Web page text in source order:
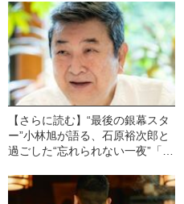
の“知られざる結婚秘話”
【さらに読む】“最後の銀幕スタ
ー”小林旭が語る、石原裕次郎と
過ごした“忘れられない一夜”「も
ど…」